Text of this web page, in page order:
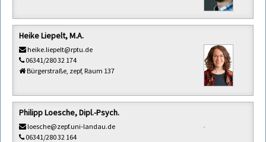
Heike Liepelt, M.A.
heike.liepelt@rptu.de
06341/280 32 174
Bürgerstraße, zepf, Raum 137
Philipp Loesche, Dipl.-Psych.
loesche@zepf.uni-landau.de
06341/280 32 164